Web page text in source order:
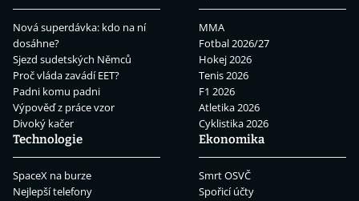
Nová superdávka: kdo na ní
dosáhne?
Sjezd sudetských Němců
Proč vláda zavádí EET?
Padni komu padni
Výpověď z práce vzor
Divoký kačer
MMA
Fotbal 2026/27
Hokej 2026
Tenis 2026
F1 2026
Atletika 2026
Cyklistika 2026
Technologie
SpaceX na burze
Nejlepší telefony
Ekonomika
Smrt OSVČ
Spořicí účty